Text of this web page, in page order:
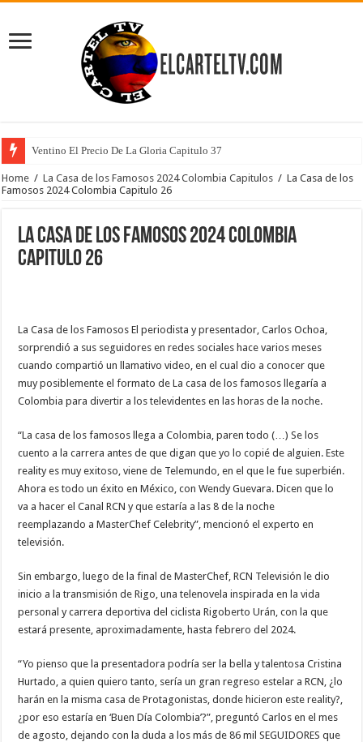
Ventino El Precio De La Gloria Capitulo 37
Home / La Casa de los Famosos 2024 Colombia Capitulos / La Casa de los
Famosos 2024 Colombia Capitulo 26
La Casa de los Famosos 2024 Colombia
Capitulo 26
La Casa de los Famosos El periodista y presentador, Carlos Ochoa,
sorprendió a sus seguidores en redes sociales hace varios meses
cuando compartió un llamativo video, en el cual dio a conocer que
muy posiblemente el formato de La casa de los famosos llegaría a
Colombia para divertir a los televidentes en las horas de la noche.
“La casa de los famosos llega a Colombia, paren todo (…) Se los
cuento a la carrera antes de que digan que yo lo copié de alguien. Este
reality es muy exitoso, viene de Telemundo, en el que le fue superbién.
Ahora es todo un éxito en México, con Wendy Guevara. Dicen que lo
va a hacer el Canal RCN y que estaría a las 8 de la noche
reemplazando a MasterChef Celebrity”, mencionó el experto en
televisión.
Sin embargo, luego de la final de MasterChef, RCN Televisión le dio
inicio a la transmisión de Rigo, una telenovela inspirada en la vida
personal y carrera deportiva del ciclista Rigoberto Urán, con la que
estará presente, aproximadamente, hasta febrero del 2024.
“Yo pienso que la presentadora podría ser la bella y talentosa Cristina
Hurtado, a quien quiero tanto, sería un gran regreso estelar a RCN, ¿lo
harán en la misma casa de Protagonistas, donde hicieron este reality?,
¿por eso estaría en ‘Buen Día Colombia’?”, preguntó Carlos en el mes
de agosto, dejando con la duda a los más de 86 mil SEGUIDORES que